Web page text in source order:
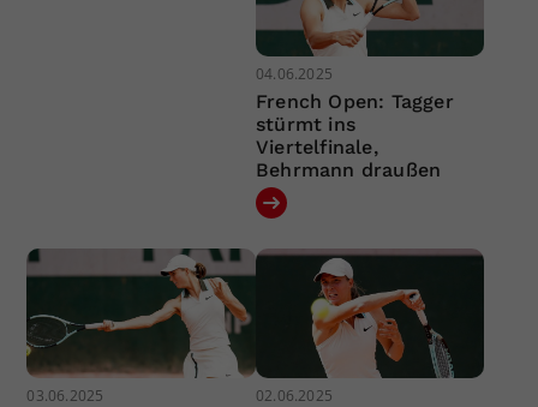
04.06.2025
French Open: Tagger
stürmt ins
Viertelfinale,
Behrmann draußen
03.06.2025 02.06.2025